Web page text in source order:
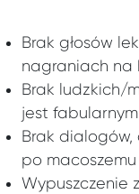
Brak głosów
nagraniach na
Brak ludzkich/
jest
Brak
po macoszemu
Wypuszczenie